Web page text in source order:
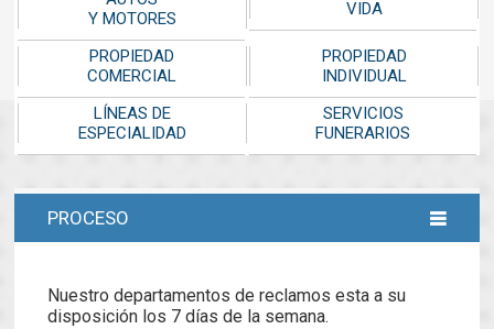
Y MOTORES
VIDA
PROPIEDAD
COMERCIAL
PROPIEDAD
INDIVIDUAL
LÍNEAS DE
ESPECIALIDAD
SERVICIOS
FUNERARIOS
PROCESO
Nuestro departamentos de reclamos esta a su
disposición los 7 días de la semana.